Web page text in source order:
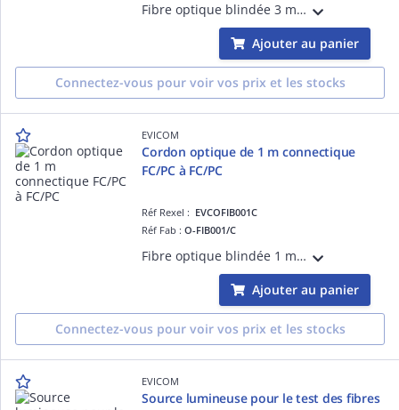
Fibre optique blindée 3 mètres Pour utilisation en intérieur Pré-connectorisée FC/PC
Ajouter au panier
Connectez-vous pour voir vos prix et les stocks
EVICOM
Cordon optique de 1 m connectique
FC/PC à FC/PC
Réf Rexel : EVCOFIB001C
Réf Fab :O-FIB001/C
Fibre optique blindée 1 mètre Pour utilisation en intérieur Pré-connectorisée FC/PC
Ajouter au panier
Connectez-vous pour voir vos prix et les stocks
EVICOM
Source lumineuse pour le test des fibres